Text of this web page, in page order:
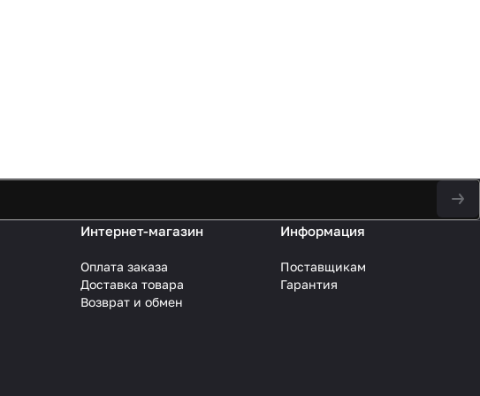
Интернет-магазин
Оплата заказа
Доставка товара
Возврат и обмен
Информация
Поставщикам
Гарантия